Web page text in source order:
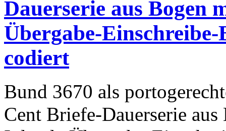
Dauerserie aus Bogen
Übergabe-
codiert
Bund 3670 als
Cent Briefe-Dauerserie